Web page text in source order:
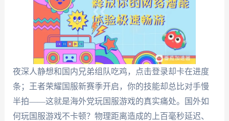
夜深人静想和国内兄弟组队吃鸡，点击登录却卡在进度
条；王者荣耀国服新赛季开启，你的技能却总比对手慢
半拍——这就是海外党玩国服游戏的真实痛处。国外如
何玩国服游戏不卡顿？物理距离造成的上百毫秒延迟、